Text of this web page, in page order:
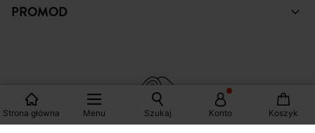
Strona główna Menu Szukaj Konto Koszyk
PROMOD